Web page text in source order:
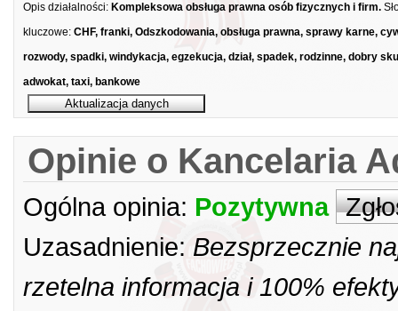
Opis działalności: Kompleksowa obsługa prawna osób fizycznych i firm.
kluczowe: CHF, franki, Odszkodowania, obsługa prawna, sprawy karne,
rozwody, spadki, windykacja, egzekucja, dział, spadek, rodzinne, dobry
adwokat, taxi, bankowe
Opinie o Kancelaria
Ogólna opinia: Pozytywna
Uzasadnienie: Bezsprzecznie
rzetelna informacja i 100%